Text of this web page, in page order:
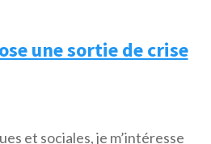
une sortie de crise
et sociales, je m’intéresse